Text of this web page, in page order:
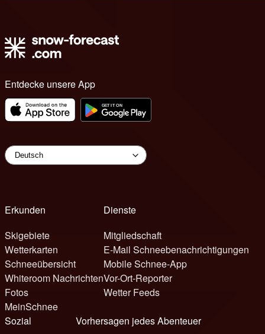
Entdecke unsere App
Erkunden
Skigebiete
Wetterkarten
Schneeübersicht
Whiteroom Nachrichten
Fotos
MeinSchnee
Dienste
Mitgliedschaft
E-Mail Schneebenachrichtigungen
Mobile Schnee-App
Vor-Ort-Reporter
Wetter Feeds
Sozial
Vorhersagen jedes Abenteuer